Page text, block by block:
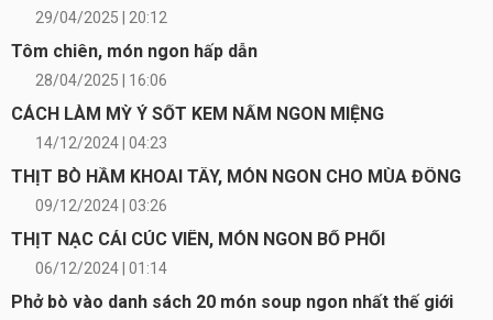
29/04/2025 | 20:12
Tôm chiên, món ngon hấp dẫn
28/04/2025 | 16:06
CÁCH LÀM MỲ Ý SỐT KEM NẤM NGON MIỆNG
14/12/2024 | 04:23
THỊT BÒ HẦM KHOAI TÂY, MÓN NGON CHO MÙA ĐÔNG
09/12/2024 | 03:26
THỊT NẠC CẢI CÚC VIÊN, MÓN NGON BỔ PHỔI
06/12/2024 | 01:14
Phở bò vào danh sách 20 món soup ngon nhất thế giới